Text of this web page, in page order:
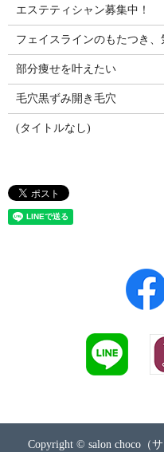
エステティシャン募集中！
フェイスラインのもたつき
部分痩せを叶えたい
毛穴黒ずみ開き毛穴
(タイトルなし)
Copyright © salon choco（